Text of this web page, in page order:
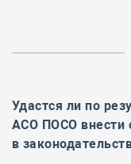
Удастся ли по
АСО ПОСО внести
в